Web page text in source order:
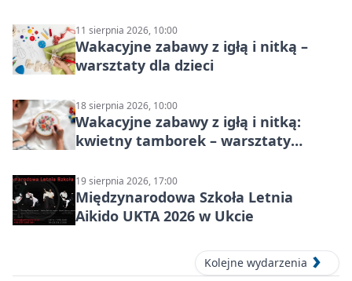
11 sierpnia 2026, 10:00
Wakacyjne zabawy z igłą i nitką –
warsztaty dla dzieci
18 sierpnia 2026, 10:00
Wakacyjne zabawy z igłą i nitką:
kwietny tamborek – warsztaty
19 sierpnia 2026, 17:00
Międzynarodowa Szkoła Letnia
Aikido UKTA 2026 w Ukcie
Kolejne wydarzenia